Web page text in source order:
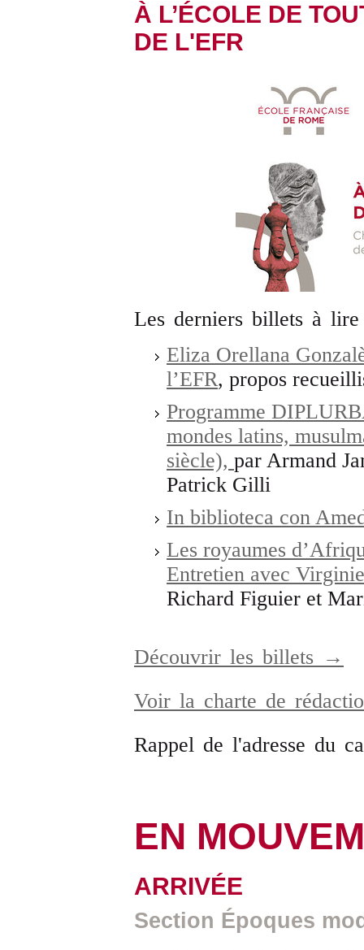
À L’ÉCOLE DE
DE L'EFR
Les derniers billets à
Eliza Orellana
l’EFR, propos
Programme
mondes latins,
siècle), par Armand
Patrick Gilli
In biblioteca con
Les royaumes
Entretien avec
Richard Figuier et
Découvrir les billets →
Voir la charte de
Rappel de l'adresse du
EN
ARRIVÉE
Section Époques